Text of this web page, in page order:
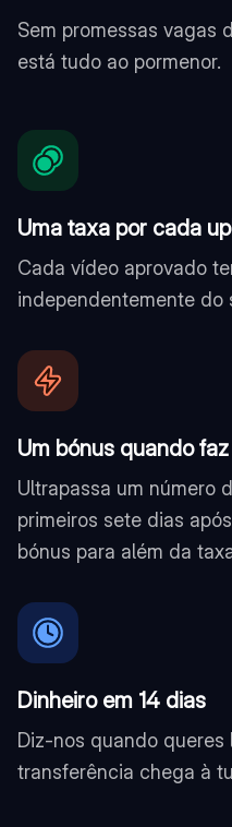
Sem promessas vagas
está tudo ao pormenor.
Uma taxa por cada
Cada vídeo aprovado
independentemente do
Um bónus quando
Ultrapassa um número
primeiros sete dias
bónus para além da
Dinheiro em 14 dias
Diz-nos quando
transferência chega à